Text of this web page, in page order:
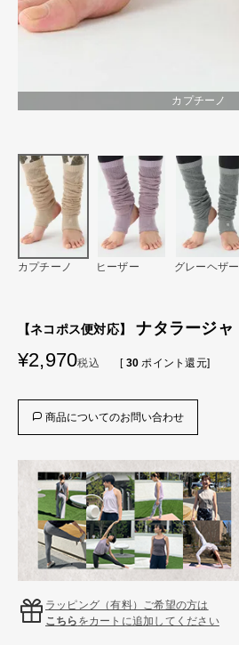
カプチーノ
カプチーノ ヒーザー グレーヘザー
【ネコポス便対応】 ナタラージャ
¥2,970税込 [ 30 ポイント還元]
商品についてのお問い合わせ
ラッピング（有料）ご希望の方は
こちら をカートに追加してください